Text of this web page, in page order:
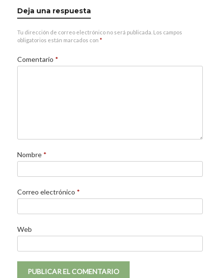
Deja una respuesta
Tu dirección de correo electrónico no será publicada. Los campos
obligatorios están marcados con *
Comentario *
Nombre *
Correo electrónico *
Web